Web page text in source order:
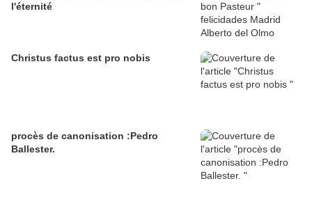
l'éternité
Christus factus est pro nobis
procès de canonisation :Pedro
Ballester.